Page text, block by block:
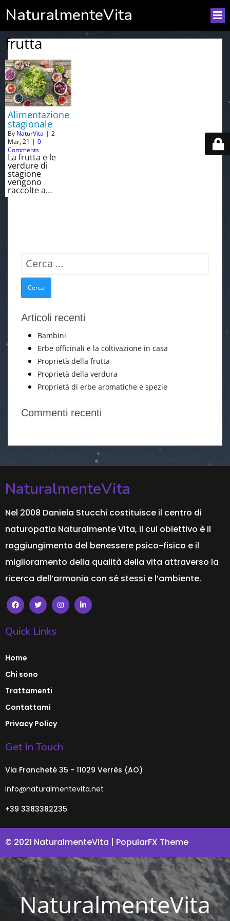
NaturalmenteVita
frutta
Alimentazione
stagionale
By NaturVita | 2
Mar, 21 | 0
Comments
La frutta e le
verdure di
stagione
vengono
raccolte a…
per:
Articoli recenti
Bambini
Erbe officinali e la coltivazione in casa
Proprietà della frutta
Proprietà della verdura
Proprietà di erbe aromatiche e spezie
Commenti recenti
NaturalmenteVita
Nel 2008 Daniela Stucchi costituisce il centro di
naturopatia Naturalmente Vita, il cui obiettivo è il
raggiungimento del benessere psico-fisico e il
miglioramento della qualità della vita attraverso la
ricerca dell’armonia con sé stessi e l’ambiente.
Quick Links
Home
Chi sono
Trattamenti
Contattami
Privacy Policy
Get In Touch
Via Francheté 35 - 11029 Verrès (AO)
info@naturalmentevita.net
+39 3383382235
© 2021 NaturalmenteVita | PopularFX Theme
NaturalmenteVita